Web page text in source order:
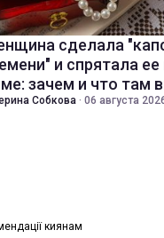
сделала
и спрятала
зачем и что там
Собкова · 06 августа
киянам